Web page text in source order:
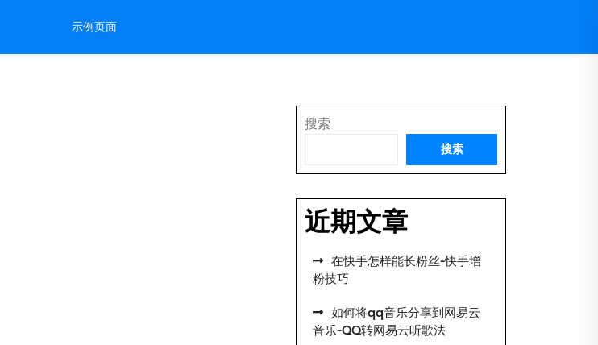
示例页面
搜索
搜索
近期文章
在快手怎样能长粉丝-快手增
粉技巧
如何将qq音乐分享到网易云
音乐-QQ转网易云听歌法